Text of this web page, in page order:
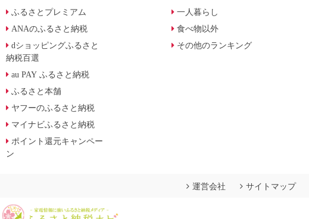
ふるさとプレミアム
ANAのふるさと納税
dショッピングふるさと
納税百選
au PAY ふるさと納税
ふるさと本舗
ヤフーのふるさと納税
マイナビふるさと納税
ポイント還元キャンペー
ン
一人暮らし
食べ物以外
その他のランキング
運営会社 サイトマップ